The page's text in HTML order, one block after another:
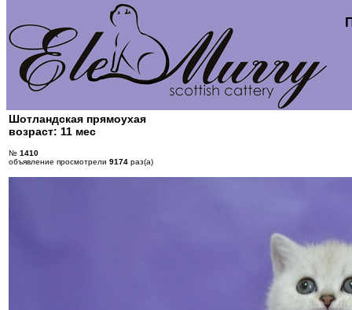
Шотландская прямоухая
возраст: 11 мес
№ 1410
объявление просмотрели 9174 раз(а)